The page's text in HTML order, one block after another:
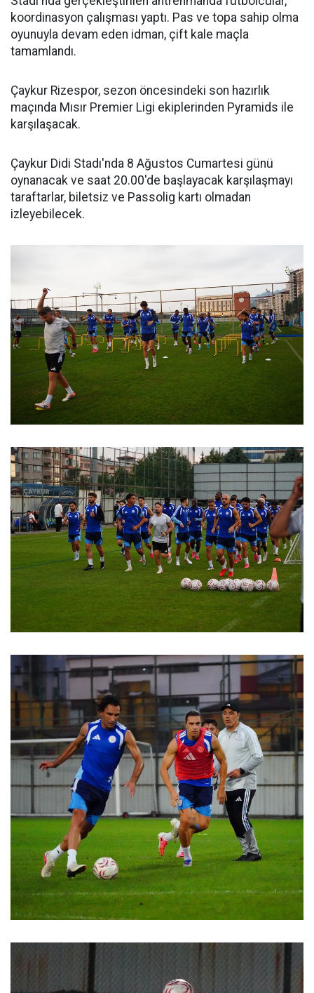
koordinasyon çalışması yaptı. Pas ve topa sahip olma
oyunuyla devam eden idman, çift kale maçla
tamamlandı.
Çaykur Rizespor, sezon öncesindeki son hazırlık
maçında Mısır Premier Ligi ekiplerinden Pyramids ile
karşılaşacak.
Çaykur Didi Stadı'nda 8 Ağustos Cumartesi günü
oynanacak ve saat 20.00'de başlayacak karşılaşmayı
taraftarlar, biletsiz ve Passolig kartı olmadan
izleyebilecek.